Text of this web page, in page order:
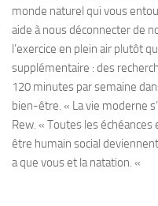
monde naturel qui vous
aide à nous déconnecter de
l’exercice en plein air plutôt
supplémentaire : des
120 minutes par semaine
bien-être. « La vie moderne
Rew. « Toutes les échéances
être humain social
a que vous et la natation. «